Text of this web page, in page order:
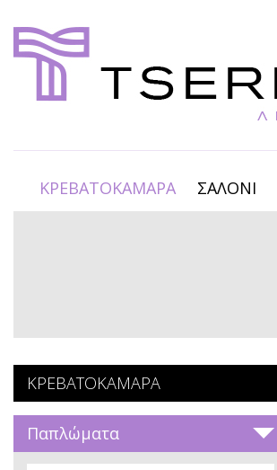
ΚΡΕΒΑΤΟΚΑΜΑΡΑ ΣΑΛΟΝΙ
ΚΡΕΒΑΤΟΚΑΜΑΡΑ
Παπλώματα